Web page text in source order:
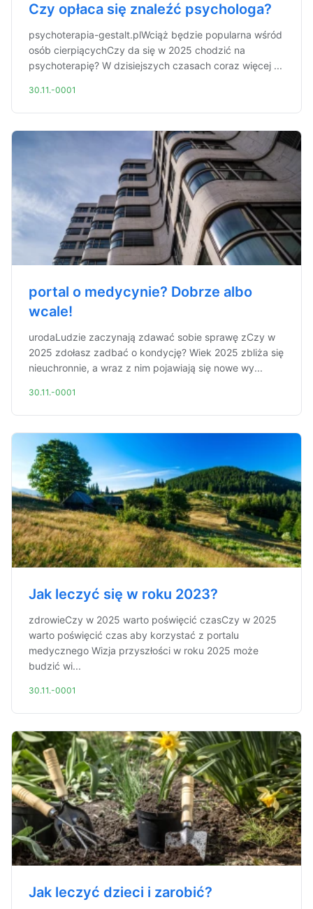
Czy opłaca się znaleźć psychologa?
psychoterapia-gestalt.plWciąż będzie popularna wśród
osób cierpiącychCzy da się w 2025 chodzić na
psychoterapię? W dzisiejszych czasach coraz więcej ...
30.11.-0001
portal o medycynie? Dobrze albo
wcale!
urodaLudzie zaczynają zdawać sobie sprawę zCzy w
2025 zdołasz zadbać o kondycję? Wiek 2025 zbliża się
nieuchronnie, a wraz z nim pojawiają się nowe wy...
30.11.-0001
Jak leczyć się w roku 2023?
zdrowieCzy w 2025 warto poświęcić czasCzy w 2025
warto poświęcić czas aby korzystać z portalu
medycznego Wizja przyszłości w roku 2025 może
budzić wi...
30.11.-0001
Jak leczyć dzieci i zarobić?